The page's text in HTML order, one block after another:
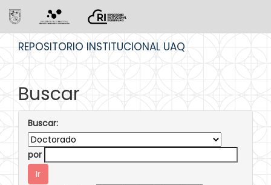
REPOSITORIO INSTITUCIONAL UAQ
Buscar
Buscar:
por